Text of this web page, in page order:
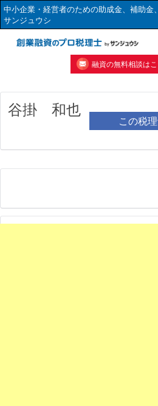
中小企業・経営者のための助成金、補助
サンジュウシ
融資の無料相談は
谷掛 和也
この税